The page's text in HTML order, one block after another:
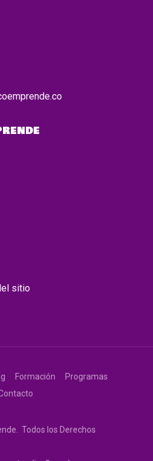
sitio
Formación
Programas
Todos los Derechos